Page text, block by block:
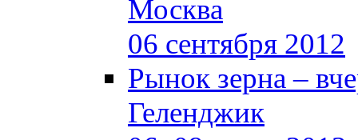
Москва
06 сентября 2012
Рынок зерна –
Геленджик